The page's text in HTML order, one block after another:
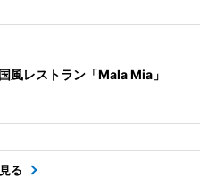
風レストラン「Mala Mia」
る